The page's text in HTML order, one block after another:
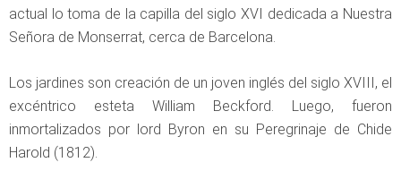
actual lo toma de la capilla del siglo XVI dedicada a Nuestra
Señora de Monserrat, cerca de Barcelona.
Los jardines son creación de un joven inglés del siglo XVIII, el
excéntrico esteta William Beckford. Luego, fueron
inmortalizados por lord Byron en su Peregrinaje de Chide
Harold (1812).